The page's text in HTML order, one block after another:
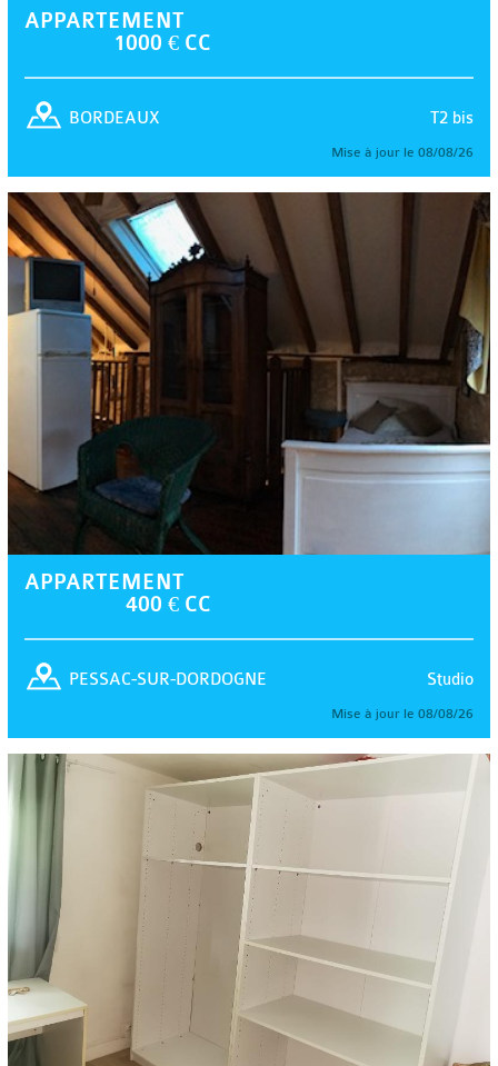
APPARTEMENT
1000 € CC
T2 bis
BORDEAUX
Mise à jour le 08/08/26
APPARTEMENT
400 € CC
Studio
PESSAC-SUR-DORDOGNE
Mise à jour le 08/08/26